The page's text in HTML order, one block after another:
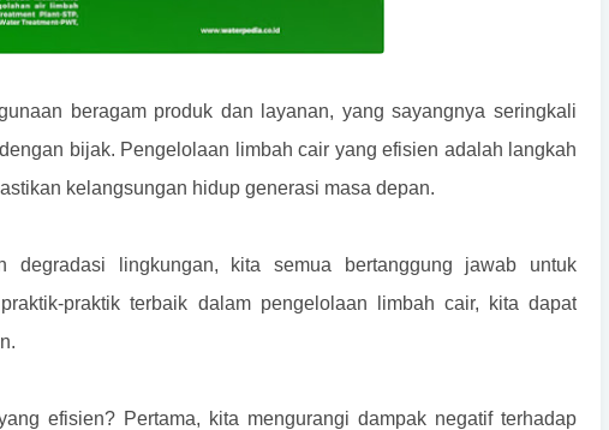
beragam produk dan layanan, yang sayangnya seringkali
bijak. Pengelolaan limbah cair yang efisien adalah langkah
kelangsungan hidup generasi masa depan.
degradasi lingkungan, kita semua bertanggung jawab untuk
praktik terbaik dalam pengelolaan limbah cair, kita dapat
efisien? Pertama, kita mengurangi dampak negatif terhadap